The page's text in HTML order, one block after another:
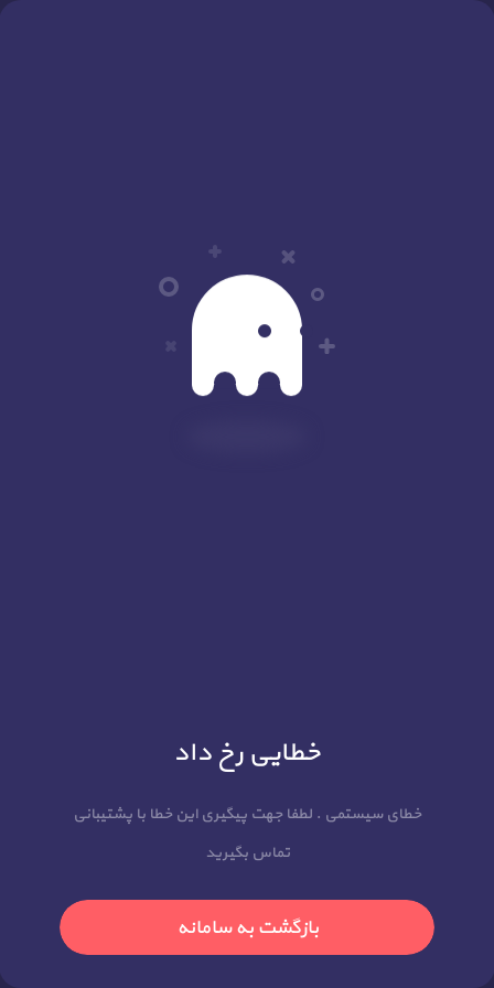
خطایی رخ داد
خطای سیستمی . لطفا جهت پیگیری این خطا با پشتیبانی
تماس بگیرید
بازگشت به سامانه